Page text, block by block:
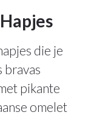
die je
bravas
pikante
omelet